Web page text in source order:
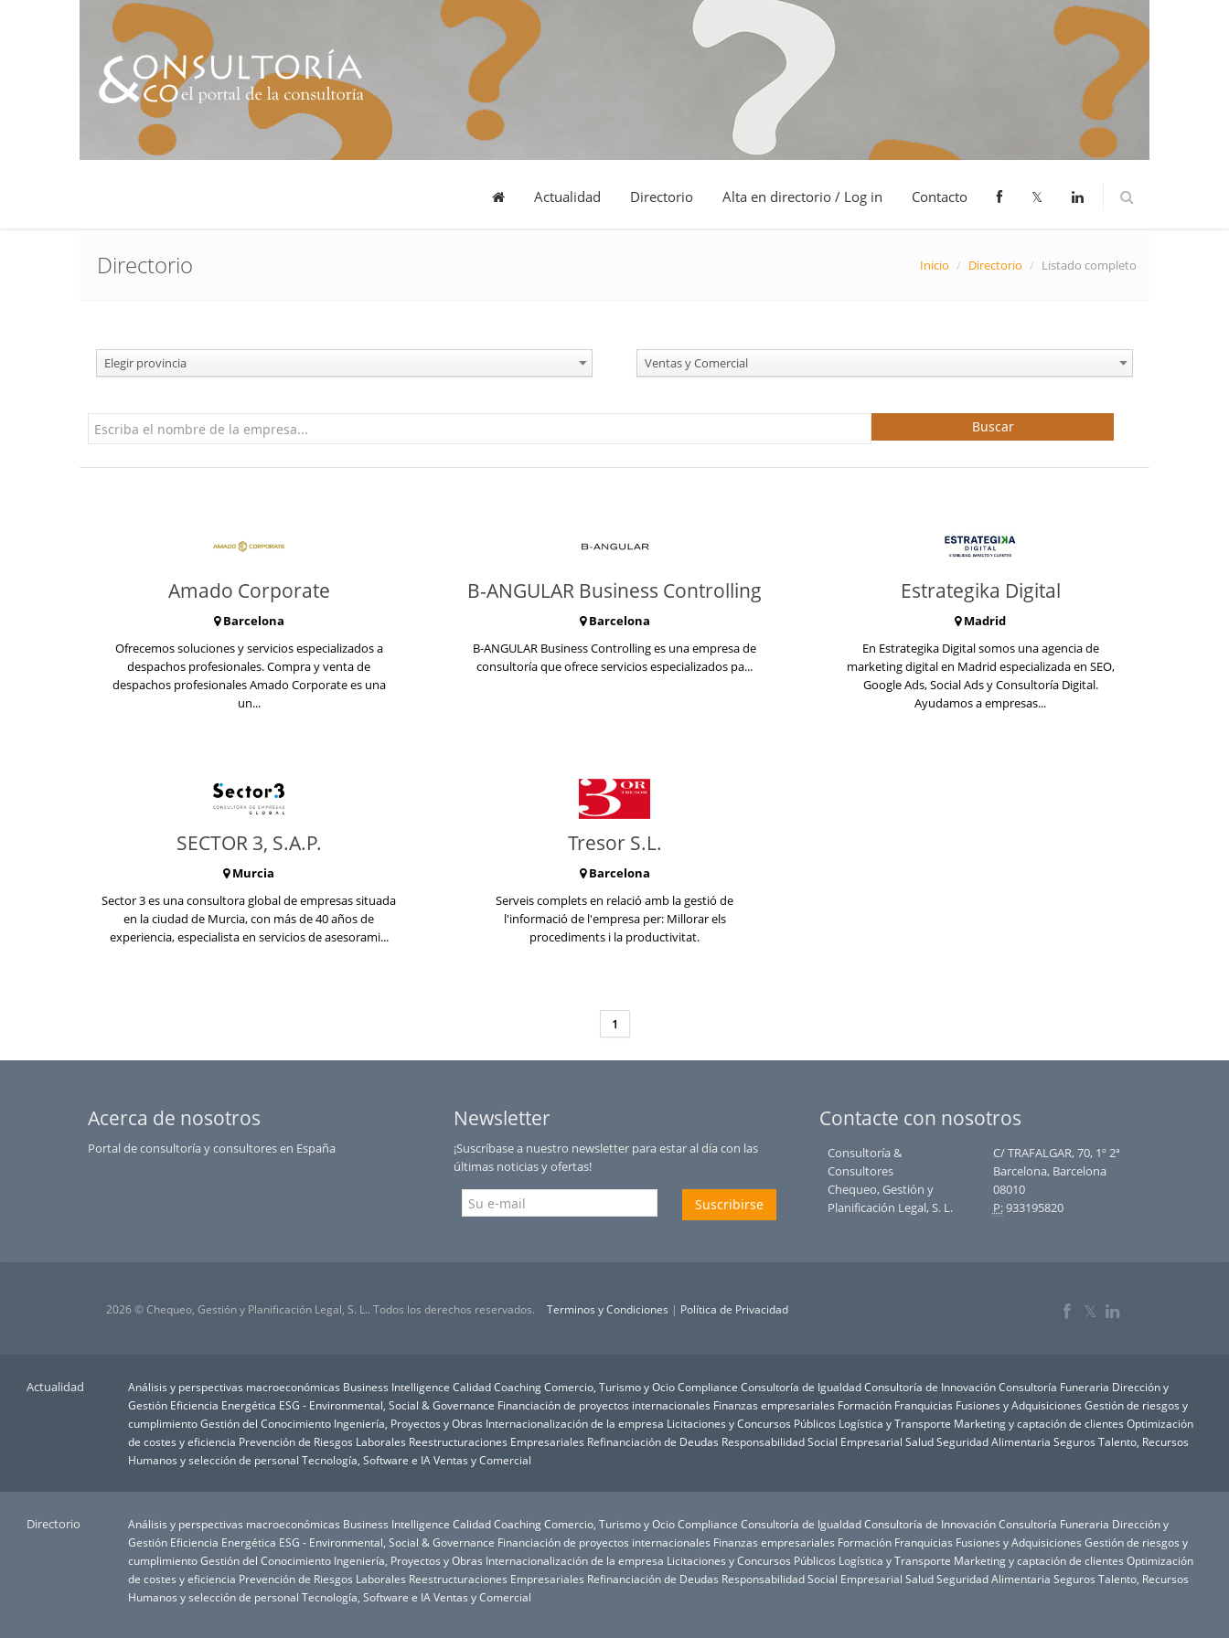
Actualidad Directorio Alta en directorio / Log in Contacto 𝕏
Directorio Inicio / Directorio / Listado completo
Elegir provincia Ventas y Comercial
Buscar
Amado Corporate
Barcelona
Ofrecemos soluciones y servicios especializados a
despachos profesionales. Compra y venta de
despachos profesionales Amado Corporate es una
un...
B-ANGULAR Business Controlling
Barcelona
B-ANGULAR Business Controlling es una empresa de
consultoría que ofrece servicios especializados pa...
Estrategika Digital
Madrid
En Estrategika Digital somos una agencia de
marketing digital en Madrid especializada en SEO,
Google Ads, Social Ads y Consultoría Digital.
Ayudamos a empresas...
SECTOR 3, S.A.P.
Murcia
Sector 3 es una consultora global de empresas situada
en la ciudad de Murcia, con más de 40 años de
experiencia, especialista en servicios de asesorami...
Tresor S.L.
Barcelona
Serveis complets en relació amb la gestió de
l'informació de l'empresa per: Millorar els
procediments i la productivitat.
1
Acerca de nosotros
Portal de consultoría y consultores en España
Newsletter
¡Suscríbase a nuestro newsletter para estar al día con las
últimas noticias y ofertas!
Suscribirse
Contacte con nosotros
Consultoría &
Consultores
Chequeo, Gestión y
Planificación Legal, S. L.
C/ TRAFALGAR, 70, 1º 2ª
Barcelona, Barcelona
08010
P:933195820
2026 © Chequeo, Gestión y Planificación Legal, S. L.. Todos los derechos reservados. Terminos y Condiciones | Política de Privacidad 𝕏
Actualidad Análisis y perspectivas macroeconómicas Business Intelligence Calidad Coaching Comercio, Turismo y Ocio Compliance Consultoría de Igualdad Consultoría de Innovación Consultoría Funeraria Dirección y
Gestión Eficiencia Energética ESG - Environmental, Social & Governance Financiación de proyectos internacionales Finanzas empresariales Formación Franquicias Fusiones y Adquisiciones Gestión de riesgos y
cumplimiento Gestión del Conocimiento Ingeniería, Proyectos y Obras Internacionalización de la empresa Licitaciones y Concursos Públicos Logística y Transporte Marketing y captación de clientes Optimización
de costes y eficiencia Prevención de Riesgos Laborales Reestructuraciones Empresariales Refinanciación de Deudas Responsabilidad Social Empresarial Salud Seguridad Alimentaria Seguros Talento, Recursos
Humanos y selección de personal Tecnología, Software e IA Ventas y Comercial
Directorio Análisis y perspectivas macroeconómicas Business Intelligence Calidad Coaching Comercio, Turismo y Ocio Compliance Consultoría de Igualdad Consultoría de Innovación Consultoría Funeraria Dirección y
Gestión Eficiencia Energética ESG - Environmental, Social & Governance Financiación de proyectos internacionales Finanzas empresariales Formación Franquicias Fusiones y Adquisiciones Gestión de riesgos y
cumplimiento Gestión del Conocimiento Ingeniería, Proyectos y Obras Internacionalización de la empresa Licitaciones y Concursos Públicos Logística y Transporte Marketing y captación de clientes Optimización
de costes y eficiencia Prevención de Riesgos Laborales Reestructuraciones Empresariales Refinanciación de Deudas Responsabilidad Social Empresarial Salud Seguridad Alimentaria Seguros Talento, Recursos
Humanos y selección de personal Tecnología, Software e IA Ventas y Comercial